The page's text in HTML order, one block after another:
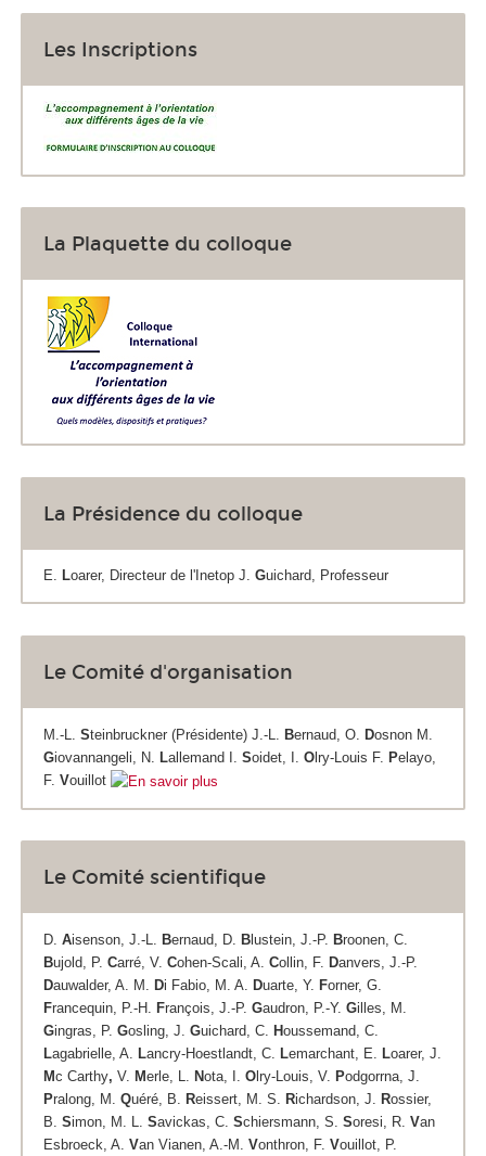
Les Inscriptions
La Plaquette du colloque
La Présidence du colloque
E. Loarer, Directeur de l'Inetop J. Guichard, Professeur
Le Comité d'organisation
M.-L. Steinbruckner (Présidente) J.-L. Bernaud, O. Dosnon M.
Giovannangeli, N. Lallemand I. Soidet, I. O lry-Louis F. Pelayo,
F. Vouillot
Le Comité scientifique
D. Aisenson, J.-L. Bernaud, D. B lustein, J.-P. Broonen, C.
Bujold, P. Carré, V. Cohen-Scali, A. Collin, F. Danvers, J.-P.
Dauwalder, A. M. Di Fabio, M. A. Duarte, Y. Forner, G.
Francequin, P.-H. François, J.-P. Gaudron, P.-Y. Gilles, M.
Gingras, P. Gosling, J. Guichard, C. Houssemand, C.
Lagabrielle, A. Lancry-Hoestlandt, C. Lemarchant, E. Loarer, J.
Mc Carthy, V. Merle, L. Nota, I. O lry-Louis, V. Podgorrna, J.
Pralong, M. Quéré, B. Reissert, M. S. Richardson, J. Rossier,
B. Simon, M. L. Savickas, C. Schiersmann, S. Soresi, R. Van
Esbroeck, A. Van Vianen, A.-M. Vonthron, F. Vouillot, P.